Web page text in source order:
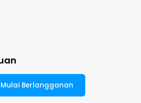
Mulai Berlangganan